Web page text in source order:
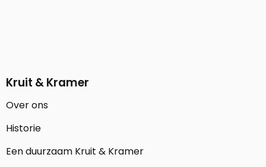
Kruit & Kramer
Over ons
Historie
Een duurzaam Kruit & Kramer